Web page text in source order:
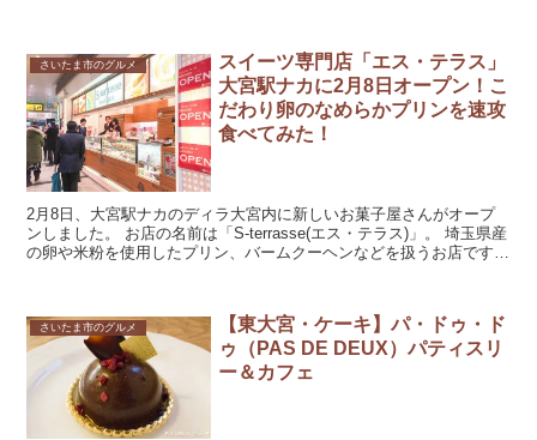
さいたま市のグルメ
スイーツ専門店「エス・テラス」
大宮駅ナカに2月8日オープン！こ
だわり卵のなめらかプリンを速攻
食べてみた！
2月8日、大宮駅ナカのディラ大宮内に新しいお菓子屋さんがオープ
ンしました。 お店の名前は「S-terrasse(エス・テラス)」。 埼玉県産
の卵や米粉を使用したプリン、バームクーヘンなどを扱うお店です。
さいたま市のグルメ
【東大宮・ケーキ】パ・ドゥ・ド
ゥ（PAS DE DEUX）パティスリ
ー＆カフェ